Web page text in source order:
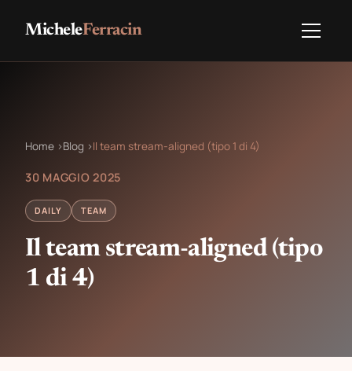
MicheleFerracin
Home ›Blog ›Il team stream-aligned (tipo 1 di 4)
30 MAGGIO 2025
DAILY TEAM
Il team stream-aligned (tipo
1 di 4)